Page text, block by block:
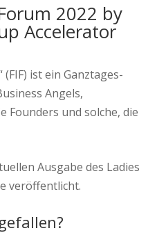
2022 by
Accelerator
ist ein Ganztages-
Angels,
Founders und solche, die
Ausgabe des Ladies
veröffentlicht.